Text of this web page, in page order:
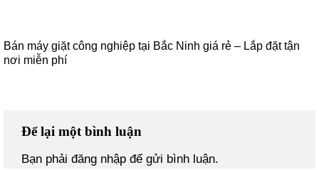
Bán máy giặt công nghiệp tại Bắc Ninh giá rẻ – Lắp đặt tận
nơi miễn phí
Để lại một bình luận
Bạn phải đăng nhập để gửi bình luận.